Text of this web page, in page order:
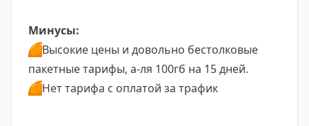
Минусы:
🟠Высокие цены и довольно бестолковые
пакетные тарифы, а-ля 100гб на 15 дней.
🟠Нет тарифа с оплатой за трафик